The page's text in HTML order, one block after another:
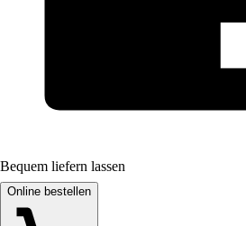
Bequem liefern lassen
Online bestellen